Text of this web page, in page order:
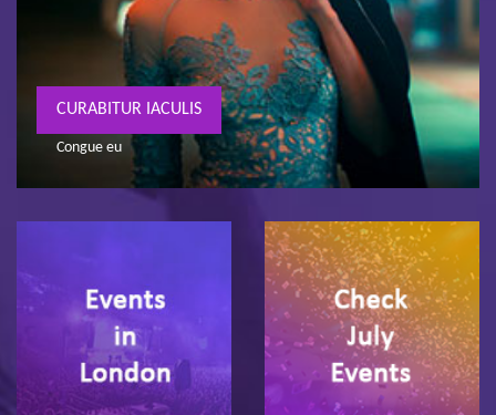
CURABITUR IACULIS
Congue eu